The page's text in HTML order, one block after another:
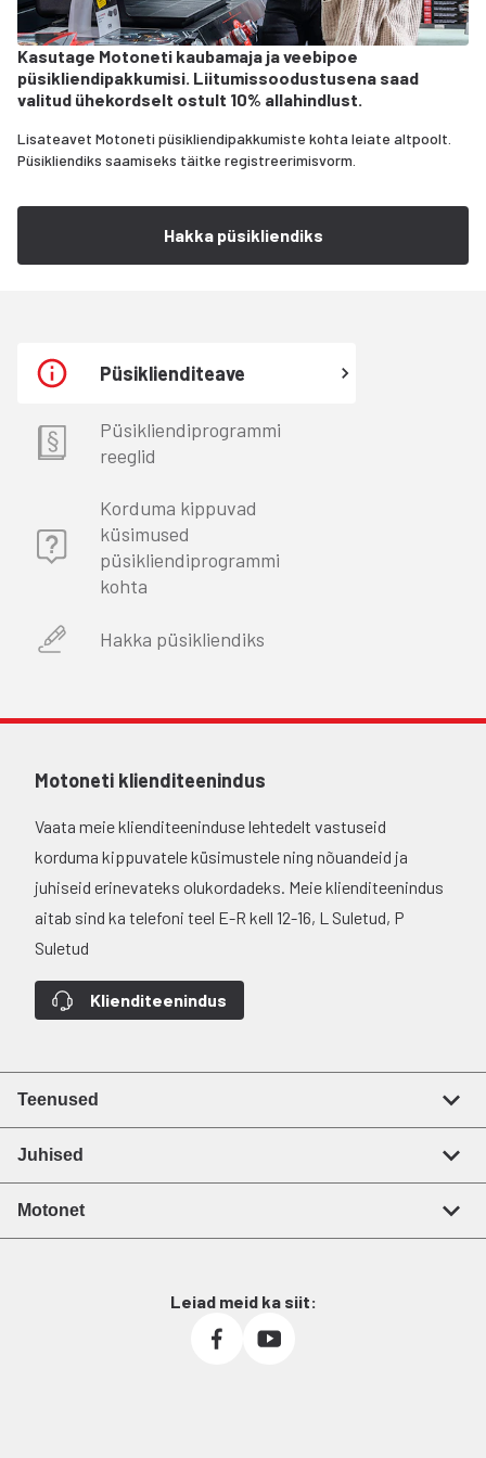
Kasutage Motoneti kaubamaja ja veebipoe
püsikliendipakkumisi. Liitumissoodustusena saad
valitud ühekordselt ostult 10% allahindlust.
Lisateavet Motoneti püsikliendipakkumiste kohta leiate altpoolt.
Püsikliendiks saamiseks täitke registreerimisvorm.
Hakka püsikliendiks
Püsiklienditeave
Püsikliendiprogrammi
reeglid
Korduma kippuvad
küsimused
püsikliendiprogrammi
kohta
Hakka püsikliendiks
Motoneti klienditeenindus
Vaata meie klienditeeninduse lehtedelt vastuseid
korduma kippuvatele küsimustele ning nõuandeid ja
juhiseid erinevateks olukordadeks. Meie klienditeenindus
aitab sind ka telefoni teel E-R kell 12-16, L Suletud, P
Suletud
Klienditeenindus
Teenused
Juhised
Motonet
Leiad meid ka siit: